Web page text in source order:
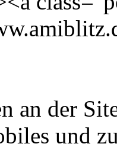
an der
und